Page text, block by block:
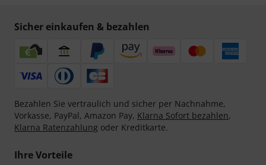
Sicher einkaufen & bezahlen
Bezahlen Sie vertraulich und sicher per Nachnahme,
Vorkasse, PayPal, Amazon Pay, Klarna Sofort bezahlen,
Klarna Ratenzahlung oder Kreditkarte.
Ihre Vorteile